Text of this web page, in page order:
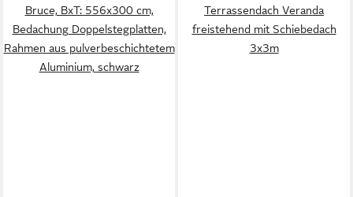
Bruce, BxT: 556x300 cm,
Bedachung Doppelstegplatten,
Rahmen aus pulverbeschichtetem
Aluminium, schwarz
Terrassendach Veranda
freistehend mit Schiebedach
3x3m